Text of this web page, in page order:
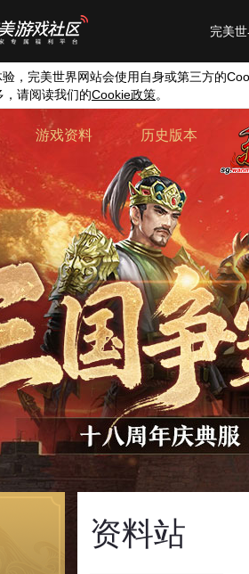
完美
，完美世界网站会使用自身或第三方的
，请阅读我们的Cookie政策。
游戏资料 历史版本
资料站